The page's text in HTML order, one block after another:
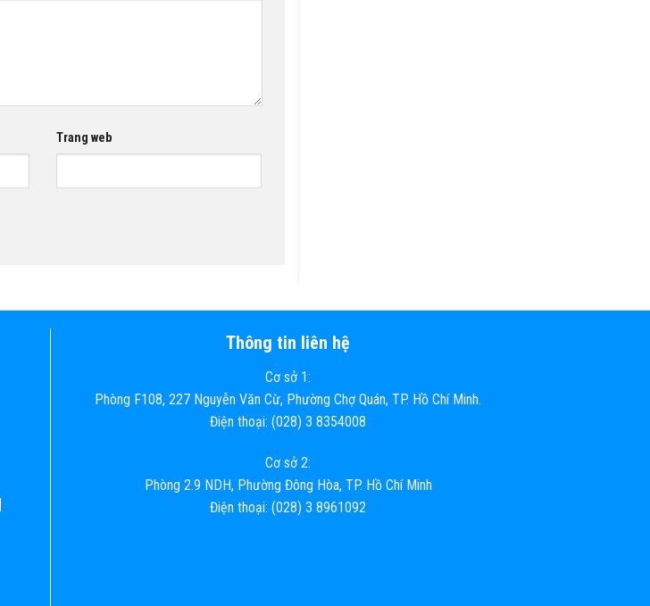
Trang web
Thông tin liên hệ
Cơ sở 1:
Phòng F108, 227 Nguyễn Văn Cừ, Phường Chợ Quán, TP. Hồ Chí Minh.
Điện thoại: (028) 3 8354008
Cơ sở 2:
Phòng 2.9 NDH, Phường Đông Hòa, TP. Hồ Chí Minh
Điện thoại: (028) 3 8961092